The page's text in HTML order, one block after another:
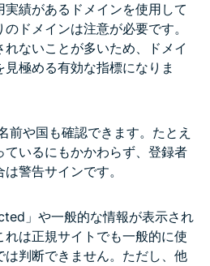
績があるドメインを使用して
ドメインは注意が必要です。
ないことが多いため、ドメイ
極める有効な指標になりま
前や国も確認できます。たとえ
ているにもかかわらず、登録者
警告サインです。
」や一般的な情報が表示され
れは正規サイトでも一般的に使
判断できません。ただし、他